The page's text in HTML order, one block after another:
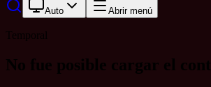
Auto Abrir menú
Temporal
No fue posible cargar el